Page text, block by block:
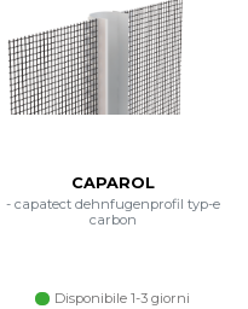
CAPAROL
- capatect dehnfugenprofil typ-e
carbon
Disponibile 1-3 giorni